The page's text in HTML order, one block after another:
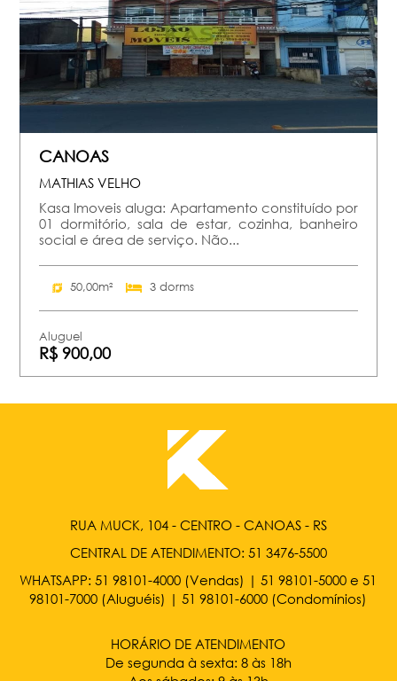
CANOAS
MATHIAS VELHO
Kasa Imoveis aluga: Apartamento constituído por
01 dormitório, sala de estar, cozinha, banheiro
social e área de serviço. Não...
50,00m² 3 dorms
Aluguel
R$ 900,00
RUA MUCK, 104 - CENTRO - CANOAS - RS
CENTRAL DE ATENDIMENTO: 51 3476-5500
WHATSAPP: 51 98101-4000 (Vendas) |51 98101-5000 e51
98101-7000 (Aluguéis) |51 98101-6000 (Condomínios)
HORÁRIO DE ATENDIMENTO
De segunda à sexta: 8 às 18h